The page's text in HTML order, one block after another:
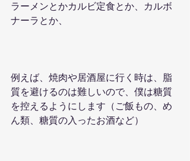
ラーメンとかカルビ定食とか、カルボ
ナーラとか、
例えば、焼肉や居酒屋に行く時は、脂
質を避けるのは難しいので、僕は糖質
を控えるようにします（ご飯もの、め
ん類、糖質の入ったお酒など）